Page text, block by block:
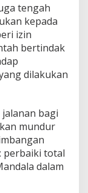
tengah
kepada
izin
bertindak
dilakukan
jalanan bagi
mundur
perbaiki total
dalam